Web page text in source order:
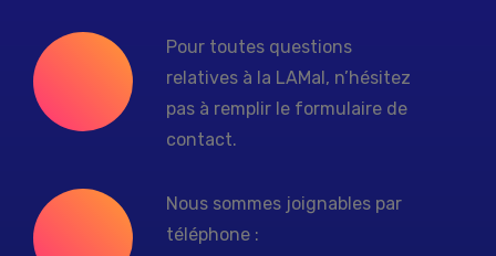
Pour toutes questions
relatives à la LAMal, n’hésitez
pas à remplir le formulaire de
contact.
Nous sommes joignables par
téléphone :